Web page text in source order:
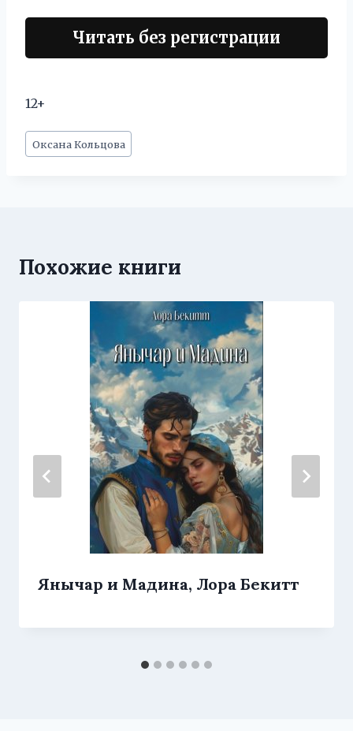
Читать без регистрации
12+
Метки
записи:
Оксана Кольцова
Похожие книги
Янычар и Мадина, Лора Бекитт